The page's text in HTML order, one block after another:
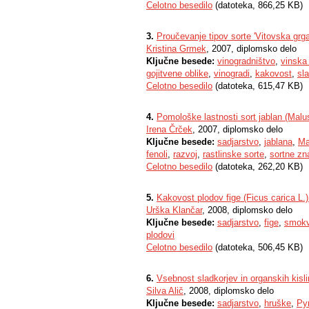
Celotno besedilo (datoteka, 866,25 KB)
3. Proučevanje tipov sorte 'Vitovska
Kristina Grmek, 2007, diplomsko delo
Ključne besede: vinogradništvo, vinska
gojitvene oblike, vinogradi, kakovost,
Celotno besedilo (datoteka, 615,47 KB)
4. Pomološke lastnosti sort jablan
Irena Črček, 2007, diplomsko delo
Ključne besede: sadjarstvo, jablana,
fenoli, razvoj, rastlinske sorte, sortne
Celotno besedilo (datoteka, 262,20 KB)
5. Kakovost plodov fige (Ficus carica
Urška Klančar, 2008, diplomsko delo
Ključne besede: sadjarstvo, fige,
plodovi
Celotno besedilo (datoteka, 506,45 KB)
6. Vsebnost sladkorjev in organskih
Silva Alič, 2008, diplomsko delo
Ključne besede: sadjarstvo, hruške,